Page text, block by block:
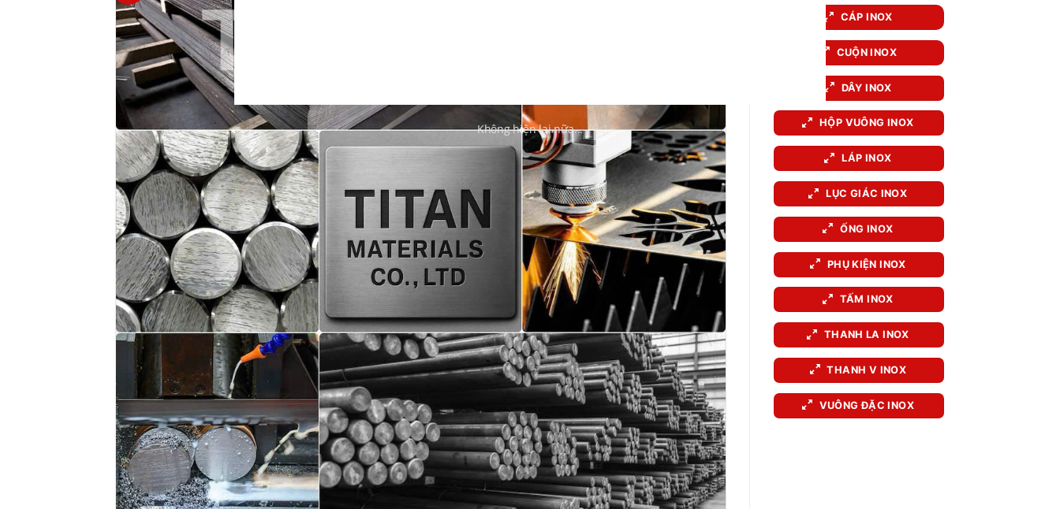
CÁP INOX
CUỘN INOX
DÂY INOX
HỘP VUÔNG INOX
LÁP INOX
LỤC GIÁC INOX
ỐNG INOX
PHỤ KIỆN INOX
TẤM INOX
THANH LA INOX
THANH V INOX
VUÔNG ĐẶC INOX
Không hiện lại nữa...